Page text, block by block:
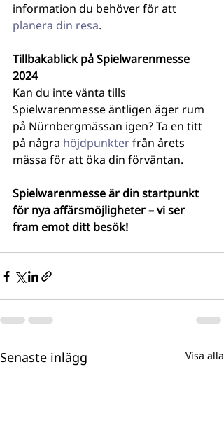
information du behöver för att
planera din resa.
Tillbakablick på Spielwarenmesse
2024
Kan du inte vänta tills
Spielwarenmesse äntligen äger rum
på Nürnbergmässan igen? Ta en titt
på några höjdpunkter från årets
mässa för att öka din förväntan.
Spielwarenmesse är din startpunkt
för nya affärsmöjligheter – vi ser
fram emot ditt besök!
Senaste inlägg Visa alla